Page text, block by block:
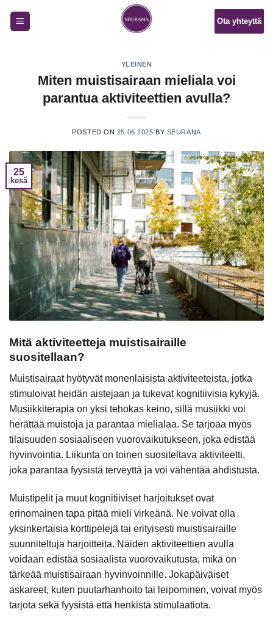
Ota yhteyttä
YLEINEN
Miten muistisairaan mieliala voi
parantua aktiviteettien avulla?
POSTED ON 25.06.2025 BY SEURANA
25
kesä
Mitä aktiviteetteja muistisairaille
suositellaan?
Muistisairaat hyötyvät monenlaisista aktiviteeteista, jotka
stimuloivat heidän aistejaan ja tukevat kognitiivisia kykyjä.
Musiikkiterapia on yksi tehokas keino, sillä musiikki voi
herättää muistoja ja parantaa mielialaa. Se tarjoaa myös
tilaisuuden sosiaaliseen vuorovaikutukseen, joka edistää
hyvinvointia. Liikunta on toinen suositeltava aktiviteetti,
joka parantaa fyysistä terveyttä ja voi vähentää ahdistusta.
Muistipelit ja muut kognitiiviset harjoitukset ovat
erinomainen tapa pitää mieli virkeänä. Ne voivat olla
yksinkertaisia korttipelejä tai erityisesti muistisairaille
suunniteltuja harjoitteita. Näiden aktiviteettien avulla
voidaan edistää sosiaalista vuorovaikutusta, mikä on
tärkeää muistisairaan hyvinvoinnille. Jokapäiväiset
askareet, kuten puutarhanhoito tai leipominen, voivat myös
tarjota sekä fyysistä että henkistä stimulaatiota.